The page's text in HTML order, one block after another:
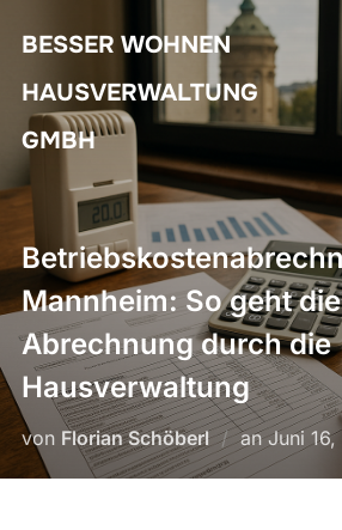
Inhalt
springen
BESSER WOHNEN
HAUSVERWALTUNG
GMBH
Mannheim: So geht
Abrechnung durch die
Hausverwaltung
von Florian Schöberl an
am
Juni